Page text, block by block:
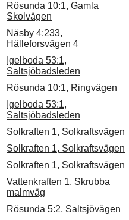
Rösunda 10:1, Gamla
Skolvägen
Näsby 4:233,
Hälleforsvägen 4
Igelboda 53:1,
Saltsjöbadsleden
Rösunda 10:1, Ringvägen
Igelboda 53:1,
Saltsjöbadsleden
Solkraften 1, Solkraftsvägen
Solkraften 1, Solkraftsvägen
Solkraften 1, Solkraftsvägen
Vattenkraften 1, Skrubba
malmväg
Rösunda 5:2, Saltsjövägen